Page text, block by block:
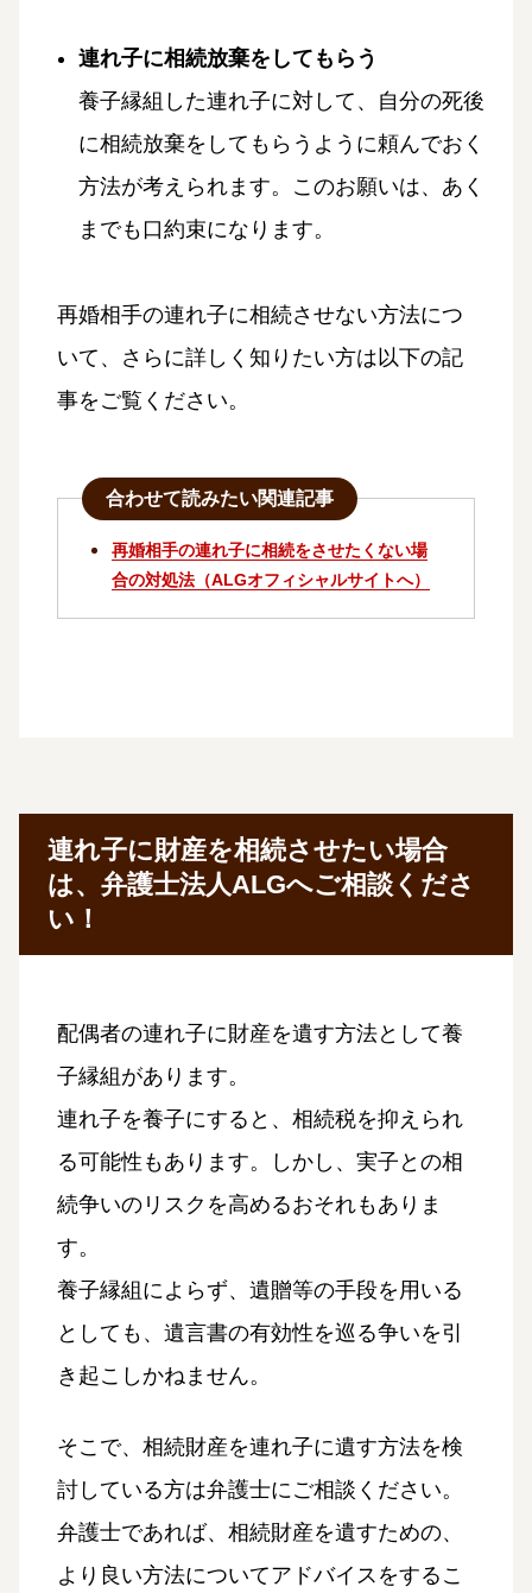
連れ子に相続放棄をしてもらう
養子縁組した連れ子に対して、自分の死後
に相続放棄をしてもらうように頼んでおく
方法が考えられます。このお願いは、あく
までも口約束になります。
再婚相手の連れ子に相続させない方法につ
いて、さらに詳しく知りたい方は以下の記
事をご覧ください。
合わせて読みたい関連記事
再婚相手の連れ子に相続をさせたくない場
合の対処法（ALGオフィシャルサイトへ）
連れ子に財産を相続させたい場合
は、弁護士法人ALGへご相談くださ
い！
配偶者の連れ子に財産を遺す方法として養
子縁組があります。
連れ子を養子にすると、相続税を抑えられ
る可能性もあります。しかし、実子との相
続争いのリスクを高めるおそれもありま
す。
養子縁組によらず、遺贈等の手段を用いる
としても、遺言書の有効性を巡る争いを引
き起こしかねません。
そこで、相続財産を連れ子に遺す方法を検
討している方は弁護士にご相談ください。
弁護士であれば、相続財産を遺すための、
より良い方法についてアドバイスをするこ